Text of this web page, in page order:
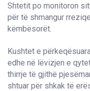
Shtetit po monitoron
për të shmangur
këmbësorët.
Kushtet e
edhe në lëvizjen e
thirrje të gjithë
shtuar për shkak të